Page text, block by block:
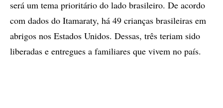
será um tema prioritário do lado brasileiro. De acordo
com dados do Itamaraty, há 49 crianças brasileiras em
abrigos nos Estados Unidos. Dessas, três teriam sido
liberadas e entregues a familiares que vivem no país.